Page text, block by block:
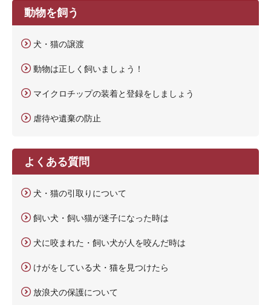
動物を飼う
犬・猫の譲渡
動物は正しく飼いましょう！
マイクロチップの装着と登録をしましょう
虐待や遺棄の防止
よくある質問
犬・猫の引取りについて
飼い犬・飼い猫が迷子になった時は
犬に咬まれた・飼い犬が人を咬んだ時は
けがをしている犬・猫を見つけたら
放浪犬の保護について